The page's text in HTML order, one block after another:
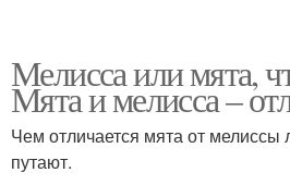
Мелисса или мята,
Мята и мелисса –
Чем отличается мята от
путают.